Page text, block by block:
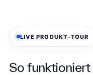
LIVE PRODUKT-TOUR
So funktioniert